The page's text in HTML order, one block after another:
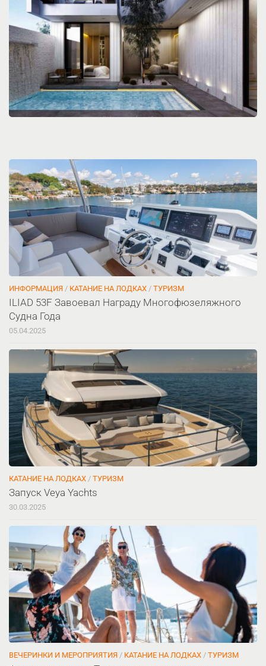
ИНФОРМАЦИЯ / КАТАНИЕ НА ЛОДКАХ / ТУРИЗМ
ILIAD 53F Завоевал Награду Многофюзеляжного
Судна Года
05.04.2025
КАТАНИЕ НА ЛОДКАХ / ТУРИЗМ
Запуск Veya Yachts
30.03.2025
ВЕЧЕРИНКИ И МЕРОПРИЯТИЯ / КАТАНИЕ НА ЛОДКАХ / ТУРИЗМ